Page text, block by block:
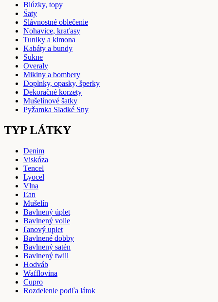
Blúzky, topy
Šaty
Slávnostné oblečenie
Nohavice, kraťasy
Tuniky a kimona
Kabáty a bundy
Sukne
Overaly
Mikiny a bombery
Doplnky, opasky, šperky
Dekoračné korzety
Mušelínové šatky
Pyžamka Sladké Sny
TYP LÁTKY
Denim
Viskóza
Tencel
Lyocel
Vlna
Ľan
Mušelín
Bavlnený úplet
Bavlnený voile
ľanový uplet
Bavlnené dobby
Bavlnený satén
Bavlnený twill
Hodváb
Wafflovina
Cupro
Rozdelenie podľa látok